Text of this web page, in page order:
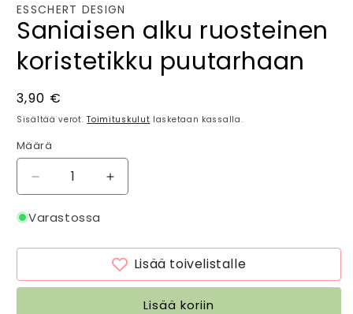
1
modaalisessa
ikkunassa
ESSCHERT DESIGN
Saniaisen alku ruosteinen
koristetikku puutarhaan
Normaalihinta
3,90 €
Sisältää verot.Toimituskulut lasketaan kassalla.
Määrä
Määrä
Vähennä
tuotteen
Saniaisen
ruosteinen
puutarhaan
Lisää
tuotteen
ruosteinen
koristetikku
puutarhaan
määrää
Varastossa
Lisää toivelistalle
Lisää koriin